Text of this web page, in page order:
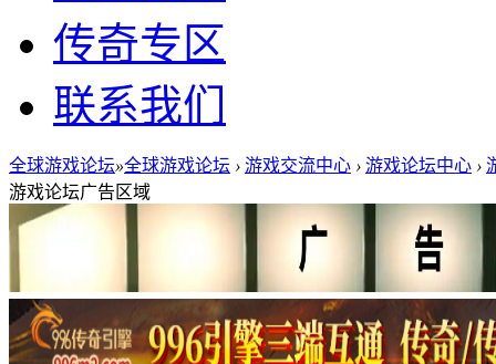
传奇专区
联系我们
全球游戏论坛»全球游戏论坛 › 游戏交流中心 › 游戏论坛中心 ›
游戏论坛广告区域